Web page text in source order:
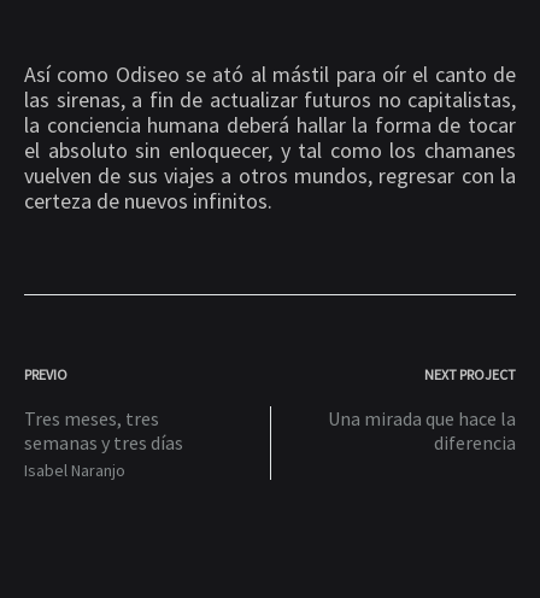
Así como Odiseo se ató al mástil para oír el canto de
las sirenas, a fin de actualizar futuros no capitalistas,
la conciencia humana deberá hallar la forma de tocar
el absoluto sin enloquecer, y tal como los chamanes
vuelven de sus viajes a otros mundos, regresar con la
certeza de nuevos infinitos.
PROJECT
NAVIGATION
PREVIO NEXT PROJECT
Tres meses, tres
semanas y tres días
Isabel Naranjo
Una mirada que hace la
diferencia